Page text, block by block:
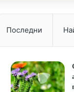
Последни